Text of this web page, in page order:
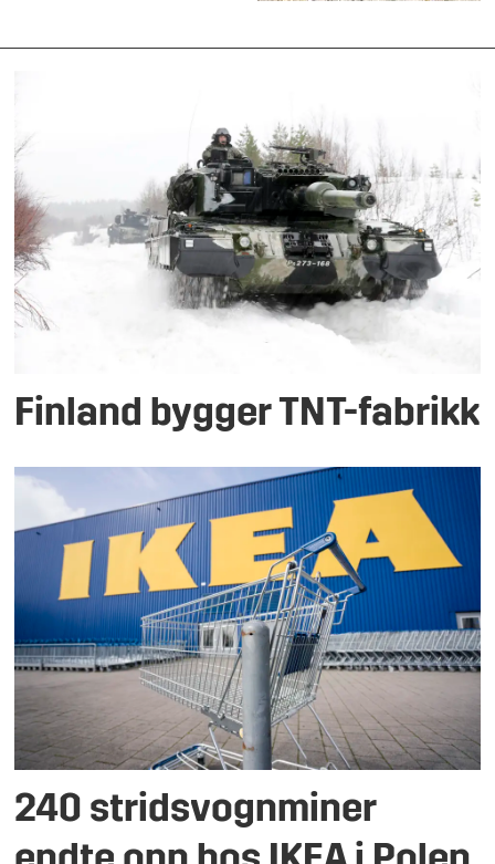
Finland bygger TNT-fabrikk
240 stridsvognminer